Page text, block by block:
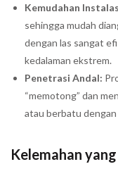
Kemudahan
sehingga mudah
dengan las sangat
kedalaman ekstrem.
Penetrasi Andal:
“memotong” dan
atau berbatu dengan
Kelemahan